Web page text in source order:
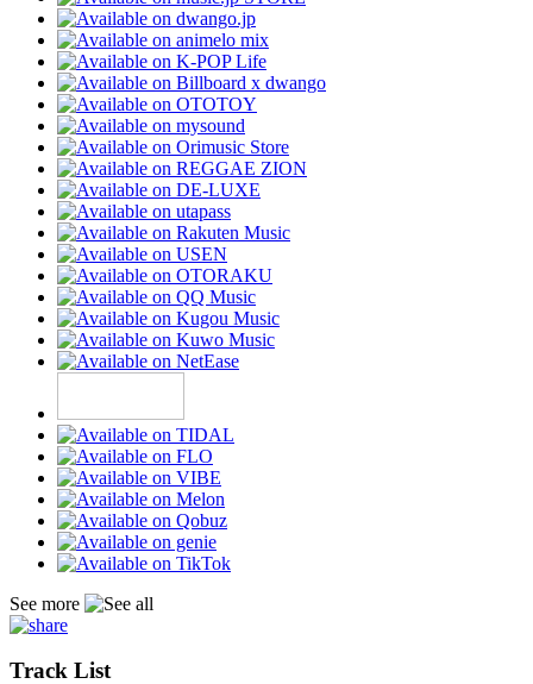
See more
Track List